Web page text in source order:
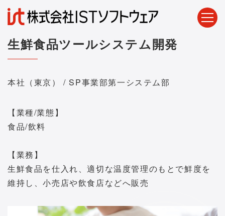
生鮮食品ツールシステム開発
本社（東京） / SP事業部第一システム部
【業種/業態】
食品/飲料
【業務】
生鮮食品を仕入れ、適切な温度管理のもとで鮮度を
維持し、小売店や飲食店などへ販売